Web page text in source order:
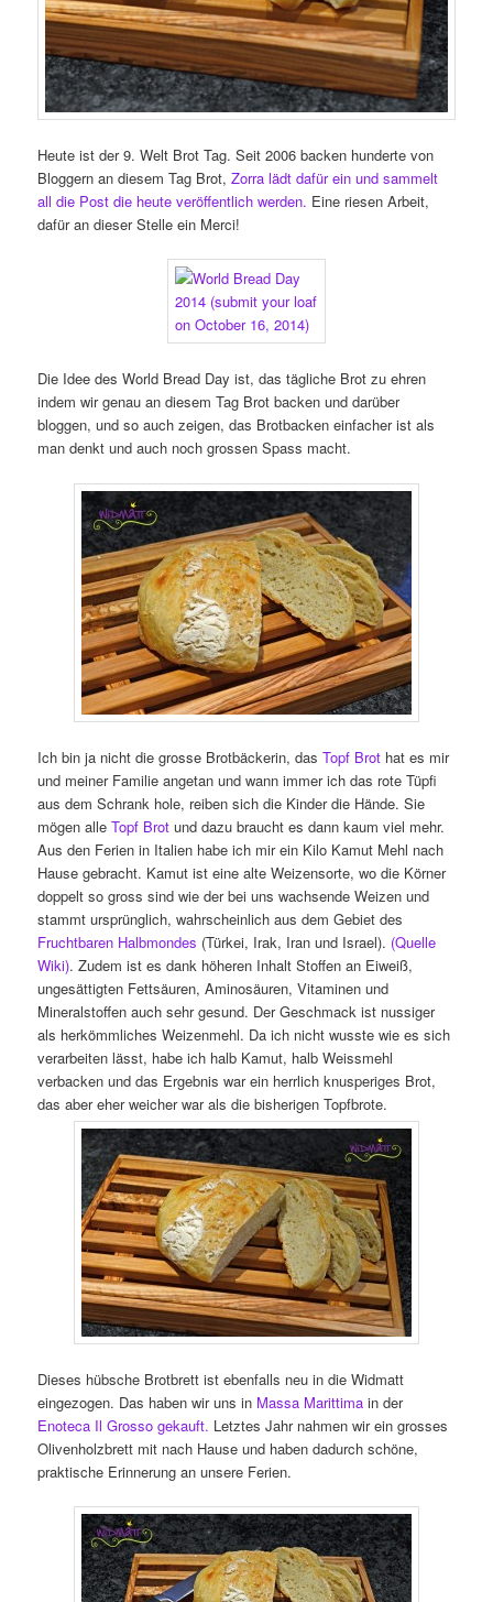
Heute ist der 9. Welt Brot Tag. Seit 2006 backen hunderte von
Bloggern an diesem Tag Brot,Zorra lädt dafür ein und sammelt
all die Post die heute veröffentlich werden. Eine riesen Arbeit,
dafür an dieser Stelle ein Merci!
Die Idee des World Bread Day ist, das tägliche Brot zu ehren
indem wir genau an diesem Tag Brot backen und darüber
bloggen, und so auch zeigen, das Brotbacken einfacher ist als
man denkt und auch noch grossen Spass macht.
Ich bin ja nicht die grosse Brotbäckerin, dasTopf Brot hat es mir
und meiner Familie angetan und wann immer ich das rote Tüpfi
aus dem Schrank hole, reiben sich die Kinder die Hände. Sie
mögen alleTopf Brotund dazu braucht es dann kaum viel mehr.
Aus den Ferien in Italien habe ich mir ein Kilo Kamut Mehl nach
Hause gebracht. Kamut ist eine alte Weizensorte, wo die Körner
doppelt so gross sind wie der bei uns wachsende Weizen und
stammt ursprünglich, wahrscheinlich aus dem Gebiet des
Fruchtbaren Halbmondes (Türkei, Irak, Iran und Israel). (Quelle
Wiki). Zudem ist es dank höheren Inhalt Stoffen an Eiweiß,
ungesättigten Fettsäuren, Aminosäuren, Vitaminen und
Mineralstoffen auch sehr gesund. Der Geschmack ist nussiger
als herkömmliches Weizenmehl. Da ich nicht wusste wie es sich
verarbeiten lässt, habe ich halb Kamut, halb Weissmehl
verbacken und das Ergebnis war ein herrlich knusperiges Brot,
das aber eher weicher war als die bisherigen Topfbrote.
Dieses hübsche Brotbrett ist ebenfalls neu in die Widmatt
eingezogen. Das haben wir uns in Massa Marittima in der
Enoteca Il Grosso gekauft. Letztes Jahr nahmen wir ein grosses
Olivenholzbrett mit nach Hause und haben dadurch schöne,
praktische Erinnerung an unsere Ferien.